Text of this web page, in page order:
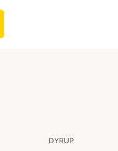
DYRUP